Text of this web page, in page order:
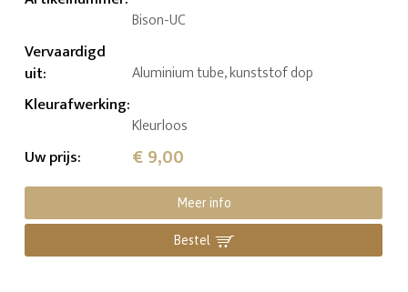
Bison-UC
Vervaardigd
uit: Aluminium tube, kunststof dop
Kleurafwerking:
Kleurloos
Uw prijs: € 9,00
Meer info
Bestel